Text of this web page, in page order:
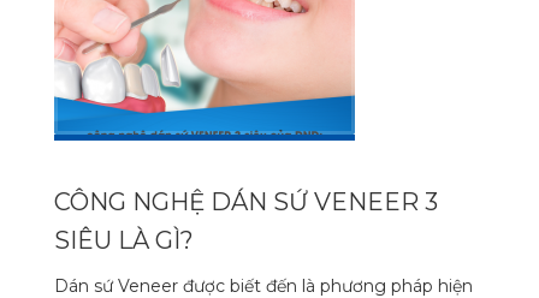
CÔNG NGHỆ DÁN SỨ VENEER 3
SIÊU LÀ GÌ?
Dán sứ Veneer được biết đến là phương pháp hiện